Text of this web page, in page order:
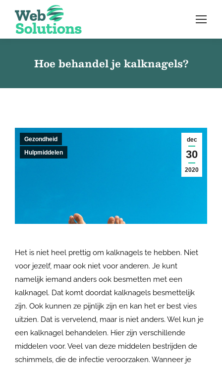
Hoe behandel je kalknagels?
dec
30
2020
Gezondheid
Hulpmiddelen
Het is niet heel prettig om kalknagels te hebben. Niet
voor jezelf, maar ook niet voor anderen. Je kunt
namelijk iemand anders ook besmetten met een
kalknagel. Dat komt doordat kalknagels besmettelijk
zijn. Ook kunnen ze pijnlijk zijn en kan het er best vies
uitzien. Dat is vervelend, maar is niet anders. Wel kun je
een kalknagel behandelen. Hier zijn verschillende
middelen voor. Veel van deze middelen bestrijden de
schimmels, die de infectie veroorzaken. Wanneer je